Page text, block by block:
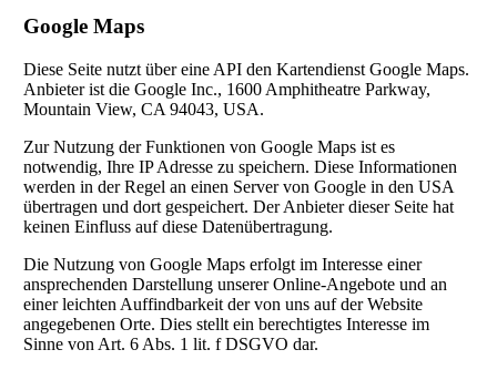
Google Maps
Diese Seite nutzt über eine API den Kartendienst Google Maps.
Anbieter ist die Google Inc., 1600 Amphitheatre Parkway,
Mountain View, CA 94043, USA.
Zur Nutzung der Funktionen von Google Maps ist es
notwendig, Ihre IP Adresse zu speichern. Diese Informationen
werden in der Regel an einen Server von Google in den USA
übertragen und dort gespeichert. Der Anbieter dieser Seite hat
keinen Einfluss auf diese Datenübertragung.
Die Nutzung von Google Maps erfolgt im Interesse einer
ansprechenden Darstellung unserer Online-Angebote und an
einer leichten Auffindbarkeit der von uns auf der Website
angegebenen Orte. Dies stellt ein berechtigtes Interesse im
Sinne von Art. 6 Abs. 1 lit. f DSGVO dar.